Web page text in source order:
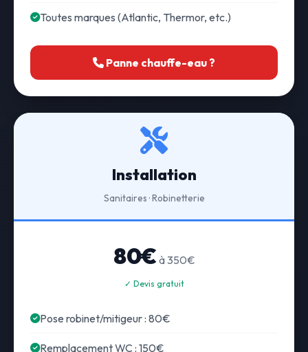
Toutes marques (Atlantic, Thermor, etc.)
Panne chauffe-eau ?
Installation
Sanitaires · Robinetterie
80€ à 350€
✓ Devis gratuit
Pose robinet/mitigeur : 80€
Remplacement WC : 150€